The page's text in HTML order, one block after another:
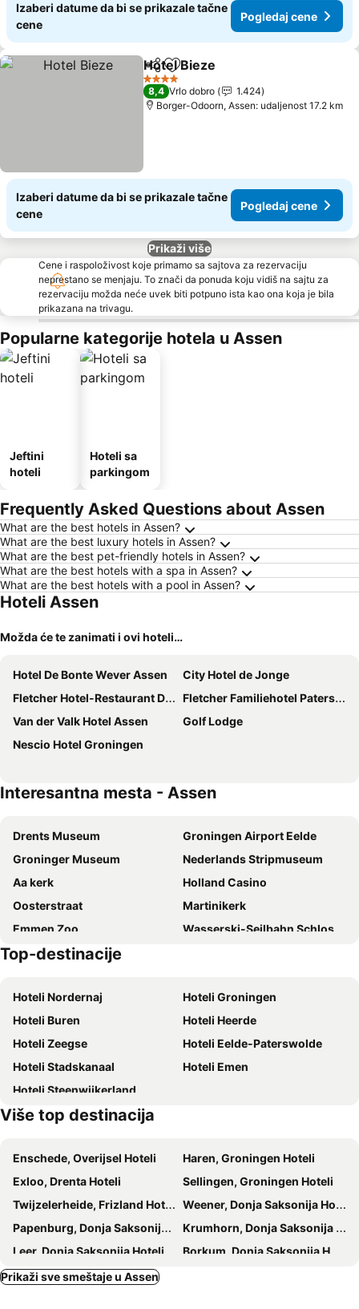
Izaberi datume da bi se prikazale tačne
cene
Pogledaj cene
Deli Dodati u favorite
Hotel Bieze
4 Zvezdice
8,4 Vrlo dobro
1.424
Borger-Odoorn, Assen: udaljenost 17.2 km
Izaberi datume da bi se prikazale tačne
cene
Pogledaj cene
Prikaži više
Cene i raspoloživost koje primamo sa sajtova za rezervaciju
neprestano se menjaju. To znači da ponuda koju vidiš na sajtu za
rezervaciju možda neće uvek biti potpuno ista kao ona koja je bila
prikazana na trivagu.
Popularne kategorije hotela u Assen
Jeftini
hoteli
Hoteli sa
parkingom
Frequently Asked Questions about Assen
What are the best hotels in Assen?
What are the best luxury hotels in Assen?
What are the best pet-friendly hotels in Assen?
What are the best hotels with a spa in Assen?
What are the best hotels with a pool in Assen?
Hoteli Assen
Možda će te zanimati i ovi hoteli…
Hotel De Bonte Wever Assen
City Hotel de Jonge
Fletcher Hotel-Restaurant De Zeegser Duinen
Fletcher Familiehotel Paterswolde
Van der Valk Hotel Assen
Golf Lodge
Nescio Hotel Groningen
Interesantna mesta - Assen
Drents Museum
Groningen Airport Eelde
Groninger Museum
Nederlands Stripmuseum
Aa kerk
Holland Casino
Oosterstraat
Martinikerk
Emmen Zoo
Wasserski-Seilbahn Schloss Dankern
Stieltjeskanaal
Top-destinacije
Hoteli Nordernaj
Hoteli Groningen
Hoteli Buren
Hoteli Heerde
Hoteli Zeegse
Hoteli Eelde-Paterswolde
Hoteli Stadskanaal
Hoteli Emen
Hoteli Steenwijkerland
Više top destinacija
Enschede, Overijsel Hoteli
Haren, Groningen Hoteli
Exloo, Drenta Hoteli
Sellingen, Groningen Hoteli
Twijzelerheide, Frizland Hoteli
Weener, Donja Saksonija Hoteli
Papenburg, Donja Saksonija Hoteli
Krumhorn, Donja Saksonija Hoteli
Leer, Donja Saksonija Hoteli
Borkum, Donja Saksonija Hoteli
Workum, Frizland Hoteli
Prikaži sve smeštaje u Assen